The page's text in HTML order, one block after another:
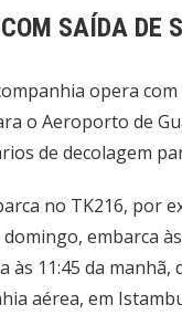
SAÍDA DE
opera
o Aeroporto de
de decolagem
no TK216, por
embarca às
às 11:45 da manhã,
aérea, em